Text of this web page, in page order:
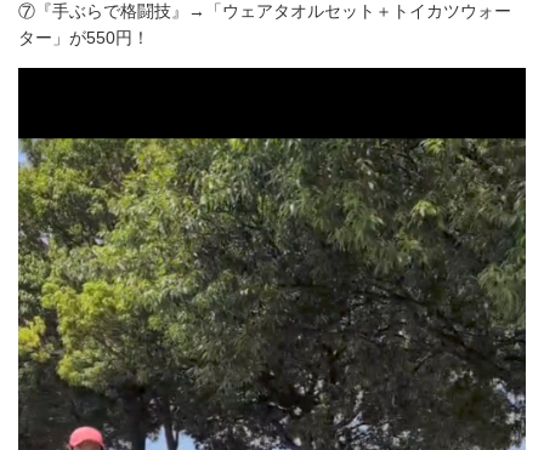
⑦『手ぶらで格闘技』→「ウェアタオルセット＋トイカツウォー
ター」が550円！